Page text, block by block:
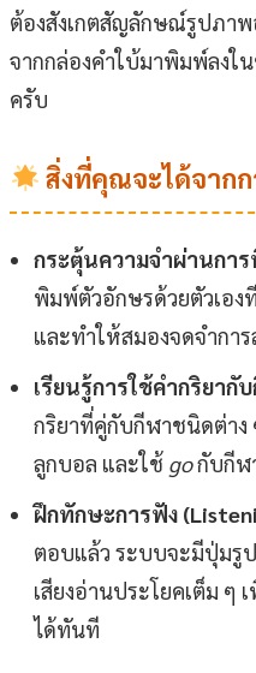
ต้องสังเกตสัญลักษณ์รูปภา
จากกล่องคำใบ้มาพิมพ์ลงใ
ครับ
สิ่งที่คุณจะได้จาก
กระตุ้นความจำผ่านกา
พิมพ์ตัวอักษรด้วยตัวเอง
และทำให้สมองจดจำกา
เรียนรู้การใช้คำกริยากั
กริยาที่คู่กับกีฬาชนิดต่าง
ลูกบอล และใช้ goกับกีฬ
ฝึกทักษะการฟัง
ตอบแล้ว ระบบจะมีปุ่มรู
เสียงอ่านประโยคเต็ม ๆ
ได้ทันที